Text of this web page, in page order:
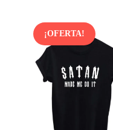
era:
1,18$.
es:
0,89$.
¡OFERTA!